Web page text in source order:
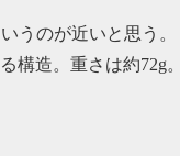
うのが近いと思う。
構造。重さは約72g。